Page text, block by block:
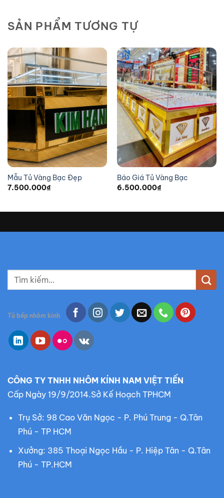
SẢN PHẨM TƯƠNG TỰ
Mẫu Tủ Vàng Bạc Đẹp
7.500.000₫
Báo Giá Tủ Vàng Bạc
6.500.000₫
ì
k
ế
m
Tủ bếp nhôm kính
CÔNG TY TNHH NHÔM KÍNH NAM VIỆT TIẾN
Cấp Ngày 19/9/2014.Sở Kế Hoạch TPHCM
Trụ Sở: 98 Cao Văn Ngọc - P. Phú Trung - Q.Tân
Phú - TP HCM
Xưởng: 385 Thoại Ngọc Hầu - P. Hiệp Tân - Q.Tân
Phú - TP.HCM